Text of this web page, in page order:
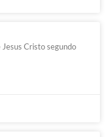
Cristo segundo